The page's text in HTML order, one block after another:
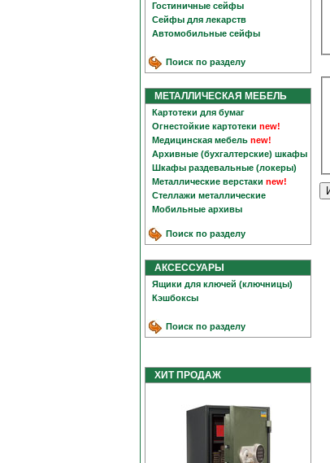
Гостиничные сейфы
Сейфы для лекарств
Автомобильные сейфы
Поиск по разделу
МЕТАЛЛИЧЕСКАЯ МЕБЕЛЬ
Картотеки для бумаг
Огнестойкие картотеки new!
Медицинская мебель new!
Архивные (бухгалтерские) шкафы
Шкафы раздевальные (локеры)
Металлические верстаки new!
Стеллажи металлические
Мобильные архивы
Поиск по разделу
АКСЕССУАРЫ
Ящики для ключей (ключницы)
Кэшбоксы
Поиск по разделу
ХИТ ПРОДАЖ